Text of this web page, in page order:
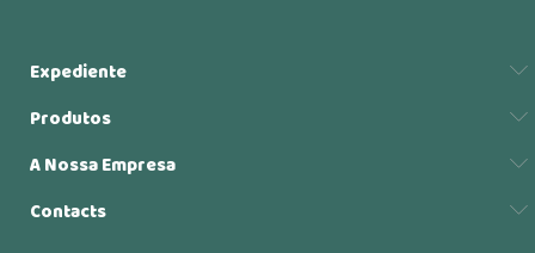
Expediente
Produtos
A Nossa Empresa
Contacts